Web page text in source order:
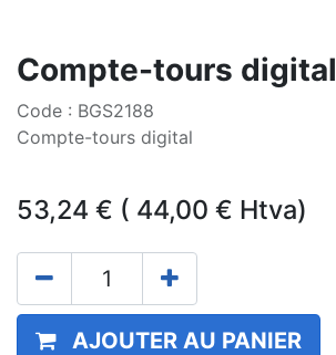
Compte-tours digital
Code : BGS2188
Compte-tours digital
53,24 € ( 44,00 € Htva)
AJOUTER AU PANIER